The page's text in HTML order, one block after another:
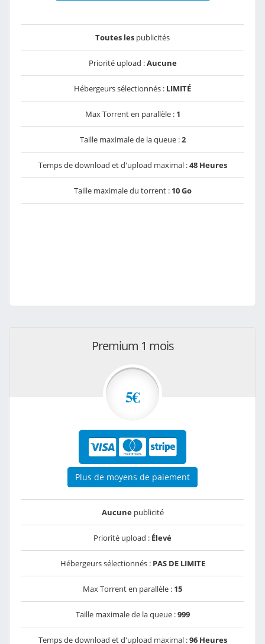
Toutes les publicités
Priorité upload :Aucune
Hébergeurs sélectionnés : LIMITÉ
Max Torrent en parallèle : 1
Taille maximale de la queue :2
Temps de download et d'upload maximal :48 Heures
Taille maximale du torrent : 10 Go
Premium 1 mois
5€
Plus de moyens de paiement
Aucunepublicité
Priorité upload : Élevé
Hébergeurs sélectionnés : PAS DE LIMITE
Max Torrent en parallèle : 15
Taille maximale de la queue :999
Temps de download et d'upload maximal :96 Heures